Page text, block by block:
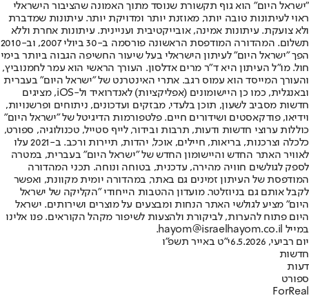
"ישראל היום" הוא גוף תקשורת שנוסד מתוך האמונה שהציבור הישראלי
ראוי לעיתונות טובה יותר, מאוזנת יותר ומדויקת יותר. עיתונות שמדברת
ולא צועקת. עיתונות אמינה, אובייקטיבית ועניינית. עיתונות אחרת וללא
תשלום. המהדורה המודפסת הראשונה פורסמה ב-30 ביולי 2007, וב-2010
הפך "ישראל היום" לעיתון הישראלי בעל שיעור החשיפה הגבוה ביותר בימי
חול. מו"ל העיתון היא ד"ר מרים אדלסון. העורך הראשי הוא עמר לחמנוביץ,
והעורך המייסד הוא עמוס רגב. אתרי האינטרנט של "ישראל היום" בעברית
ובאנגלית, כמו כן היישומונים (אפליקציות) לאנדרואיד ול-iOS, מציגים
חדשות מסביב לשעון, תוכן בלעדי, מבזקים ועדכונים, ניתוחים ופרשנויות,
וידיאו, פודקאסטים ושידורים חיים. פלטפורמות הדיגיטל של "ישראל היום"
כוללות ערוצי חדשות ודעות, תרבות ובידור, לייף סטייל, טכנולוגיה, ספורט,
כלכלה וצרכנות, בריאות, חיילים, אוכל, יהדות, תיירות ורכב. ב-2021 עלו
לאוויר האתר החדש והיישומון החדש של "ישראל היום" בעברית, במטרה
לספק לגולשים חוויה מהירה, עדכנית, בטוחה ונוחה. תכני המהדורה
המודפסת של העיתון זמינים גם באתר, במהדורה יומית מקוונת, ואפשר
לקבל אותם גם בניוזלטר. מועדון ההטבות הייחודי "הקליקה של ישראל
היום" מציע לגולשי האתר הנחות ומבצעים על מוצרים ושירותים. ישראל
היום פתוח להערות, לביקורת ולהצעות לשיפור מקהל הקוראים. פנו אלינו
במייל hayom@israelhayom.co.il.
יום רביעי, 6.5.2026
י"ט באייר תשפ"ו
חדשות
דעות
ספורט
ForReal